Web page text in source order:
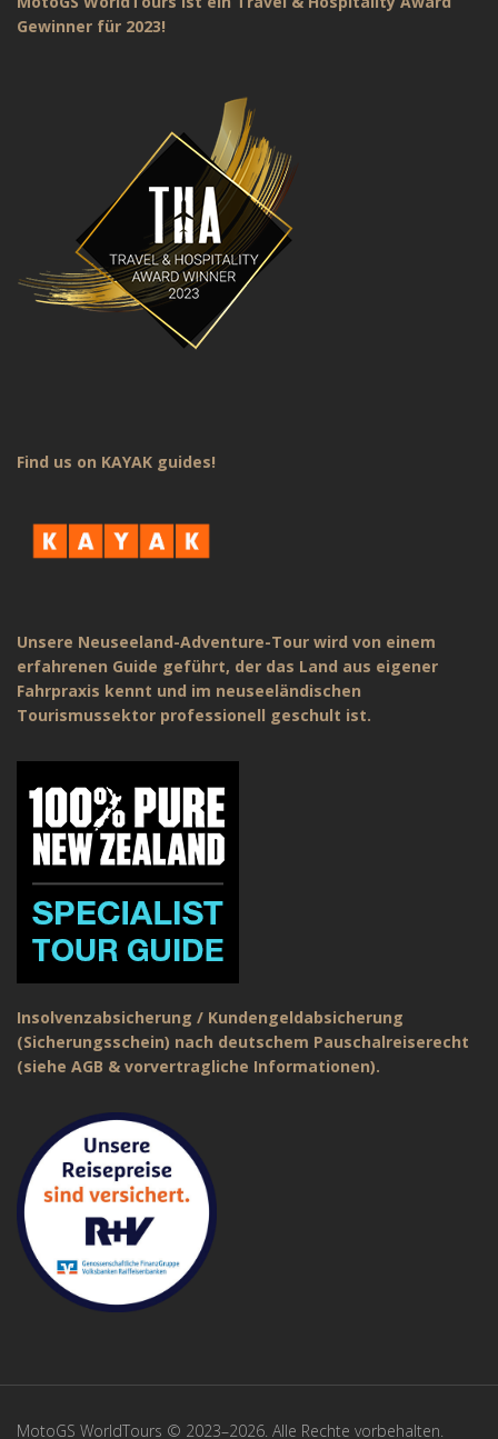
Gewinner für 2023!
Find us on KAYAK guides!
Unsere Neuseeland-Adventure-Tour wird von einem
erfahrenen Guide geführt, der das Land aus eigener
Fahrpraxis kennt und im neuseeländischen
Tourismussektor professionell geschult ist.
Insolvenzabsicherung / Kundengeldabsicherung
(Sicherungsschein) nach deutschem Pauschalreiserecht
(siehe AGB & vorvertragliche Informationen).
MotoGS WorldTours © 2023–2026. Alle Rechte vorbehalten.